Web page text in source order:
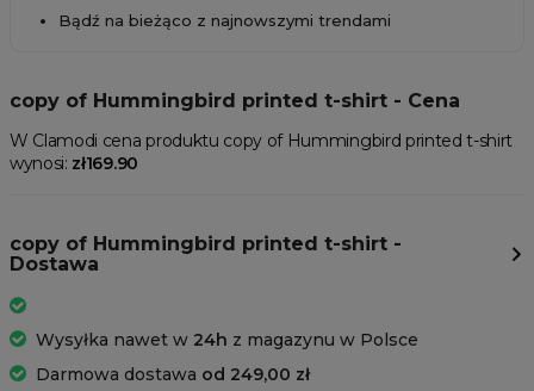
Bądź na bieżąco z najnowszymi trendami
copy of Hummingbird printed t-shirt - Cena
W Clamodi cena produktu copy of Hummingbird printed t-shirt
wynosi: zł169.90
copy of Hummingbird printed t-shirt -
Dostawa
Wysyłka nawet w 24h z magazynu w Polsce
Darmowa dostawa od 249,00 zł